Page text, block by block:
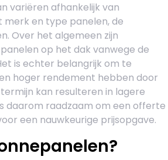
variëren afhankelijk van
en type panelen, de
Over het algemeen zijn
op het dak vanwege de
is echter belangrijk om te
hoger rendement hebben door
kan resulteren in lagere
daarom raadzaam om een offerte
een nauwkeurige prijsopgave.